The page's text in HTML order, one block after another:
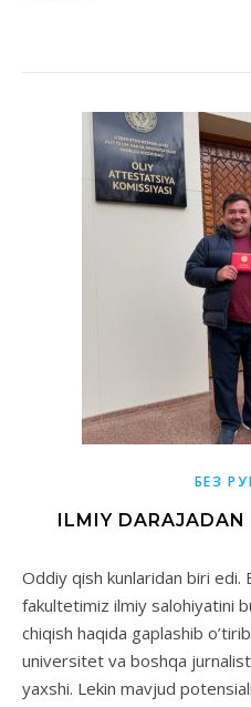
БЕЗ
ILMIY DARAJADAN
Oddiy qish kunlaridan biri edi. Ertalabdan dekan bilan
fakultetimiz ilmiy salohiyatini
chiqish haqida gaplashib
universitet va boshqa
yaxshi. Lekin mavjud